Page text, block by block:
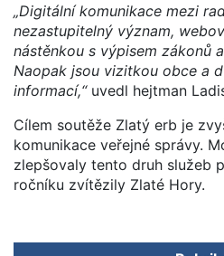
„Digitální komunikace mezi
nezastupitelný význam,
nástěnkou s výpisem zákonů
Naopak jsou vizitkou obce a
informací,“uvedl hejtman
Cílem soutěže Zlatý erb je
komunikace veřejné správy.
zlepšovaly tento druh služeb
ročníku zvítězily Zlaté Hory.